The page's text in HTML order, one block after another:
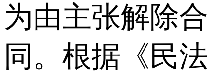
为由主张解除合
同。根据《民法